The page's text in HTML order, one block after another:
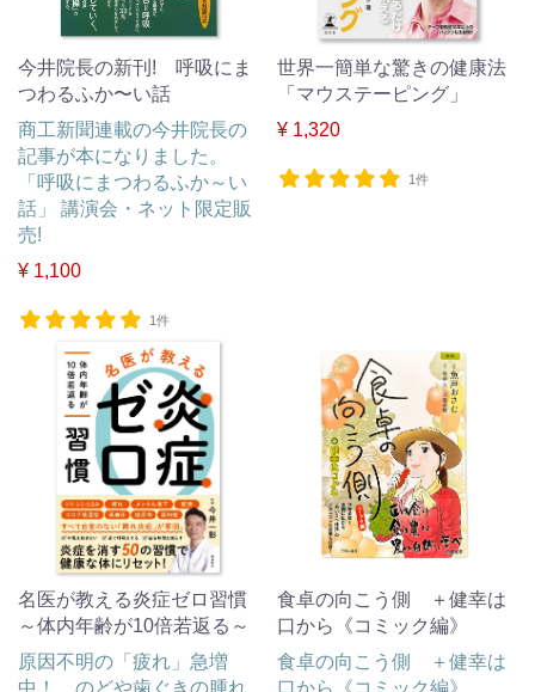
今井院長の新刊! 呼吸にま
つわるふか〜い話
商工新聞連載の今井院長の
記事が本になりました。
「呼吸にまつわるふか～い
話」 講演会・ネット限定販
売!
¥ 1,100
1件
世界一簡単な驚きの健康法
「マウステーピング」
¥ 1,320
1件
名医が教える炎症ゼロ習慣
～体内年齢が10倍若返る～
原因不明の「疲れ」急増
食卓の向こう側 ＋健幸は
口から《コミック編》
食卓の向こう側 ＋健幸は